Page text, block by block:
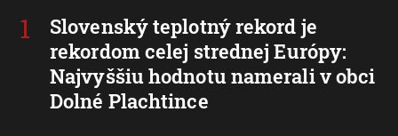
Slovenský teplotný rekord je
rekordom celej strednej Európy:
Najvyššiu hodnotu namerali v obci
Dolné Plachtince